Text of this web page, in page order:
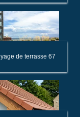
de terrasse 67